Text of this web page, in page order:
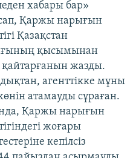
хабары бар»
Қаржы нарығын
Қазақстан
қысымынан
қайтарғанын жазды.
агенттікке мұны
атамауды сұраған.
Қаржы нарығын
жоғары
кепілсіз